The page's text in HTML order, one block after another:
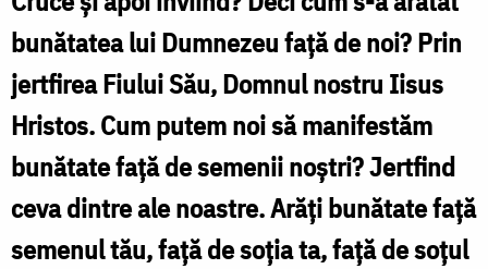
bunătatea lui Dumnezeu faţă de noi? Prin
jertfirea Fiului Său, Domnul nostru Iisus
Hristos. Cum putem noi să manifestăm
bunătate faţă de semenii noştri? Jertfind
ceva dintre ale noastre. Arăţi bunătate faţă
semenul tău, faţă de soţia ta, faţă de soţul